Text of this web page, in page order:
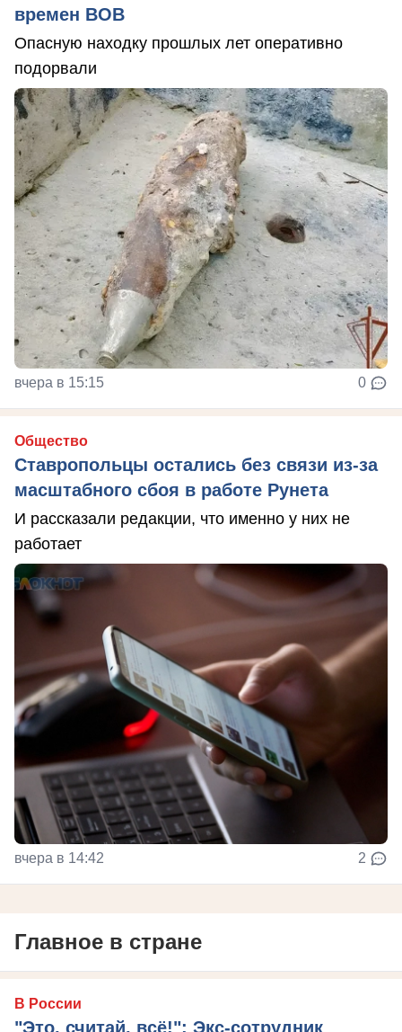
времен ВОВ
Опасную находку прошлых лет оперативно
подорвали
вчера в 15:15 0
Общество
Ставропольцы остались без связи из-за
масштабного сбоя в работе Рунета
И рассказали редакции, что именно у них не
работает
вчера в 14:42 2
Главное в стране
В России
"Это, считай, всё!": Экс-сотрудник